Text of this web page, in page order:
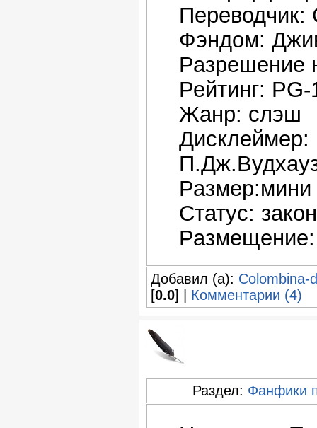
Переводчик:
Фэндом:
Разрешение
Рейтинг: PG-
Жанр: слэш
Дисклеймер:
Размер:мини
Статус:
Добавил (а): Colombina-d
[0.0] | Комментарии (4)
Раздел: Фанфики